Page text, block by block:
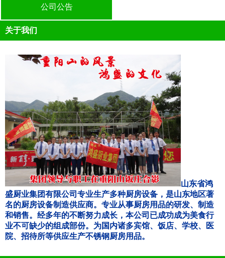
公司公告
关于我们
山东省鸿
盛厨业集团有限公司专业生产多种厨房设备，是山东地区著
名的厨房设备制造供应商。专业从事厨房用品的研发、制造
和销售。经多年的不断努力成长，本公司已成功成为美食行
业不可缺少的组成部份。为国内诸多宾馆、饭店、学校、医
院、招待所等供应生产不锈钢厨房用品。